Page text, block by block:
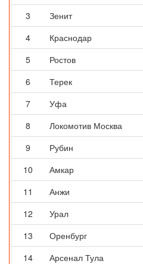
3
Зенит
4
Краснодар
5
Ростов
6
Терек
7
Уфа
8
Локомотив Москва
9
Рубин
10
Амкар
11
Анжи
12
Урал
13
Оренбург
14
Арсенал Тула